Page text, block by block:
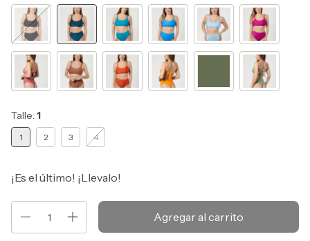
Talle: 1
1 2 3 4
¡Es el último! ¡Llevalo!